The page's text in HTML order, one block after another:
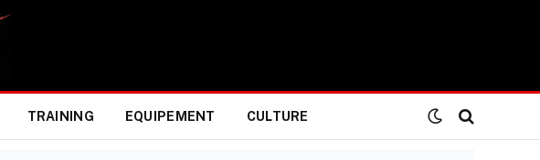
TRAINING EQUIPEMENT CULTURE